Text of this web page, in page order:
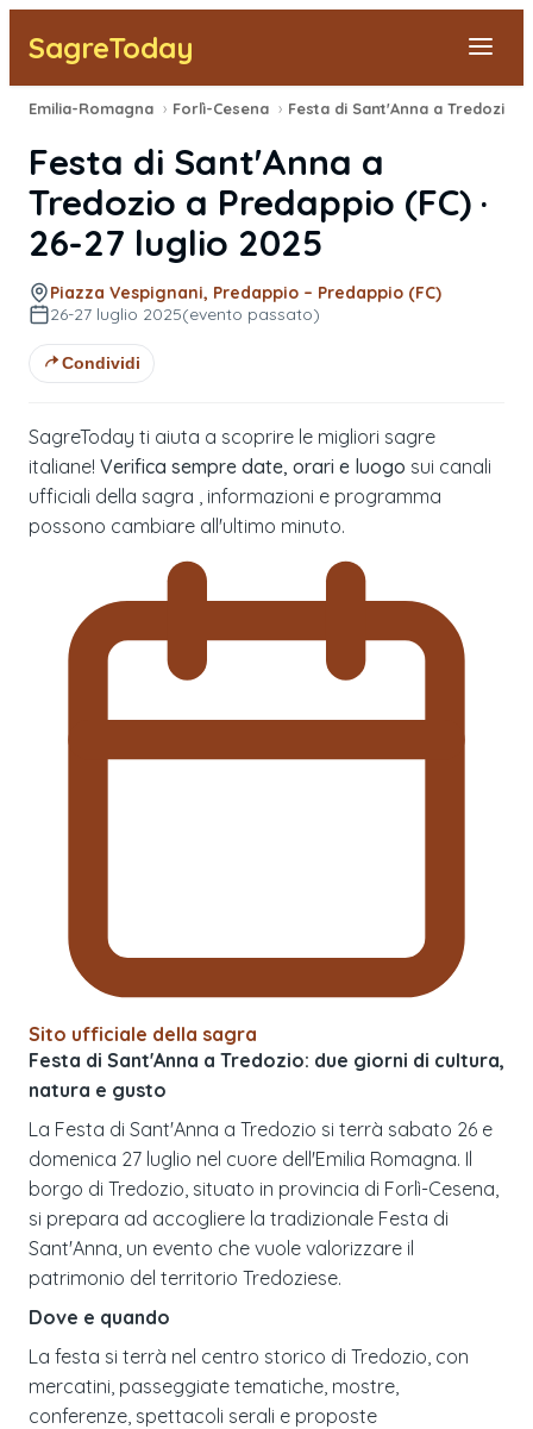
SagreToday
Segnala una sagra
Tutte le Sagre
Vicino a Me
Emilia-Romagna › Forlì-Cesena ›
Festa di Sant'Anna a
Tredozio a Predappio (FC) ·
26-27 luglio 2025
Piazza Vespignani, Predappio – Predappio (FC)
26-27 luglio 2025(evento passato)
Condividi
SagreToday ti aiuta a scoprire le migliori sagre
italiane! Verifica sempre date, orari e luogo sui canali
ufficiali della sagra , informazioni e programma
possono cambiare all'ultimo minuto.
Sito ufficiale della sagra
Festa di Sant'Anna a Tredozio: due giorni di cultura,
natura e gusto
La Festa di Sant'Anna a Tredozio si terrà sabato 26 e
domenica 27 luglio nel cuore dell'Emilia Romagna. Il
borgo di Tredozio, situato in provincia di Forlì-Cesena,
si prepara ad accogliere la tradizionale Festa di
Sant'Anna, un evento che vuole valorizzare il
patrimonio del territorio Tredoziese.
Dove e quando
La festa si terrà nel centro storico di Tredozio, con
mercatini, passeggiate tematiche, mostre,
conferenze, spettacoli serali e proposte